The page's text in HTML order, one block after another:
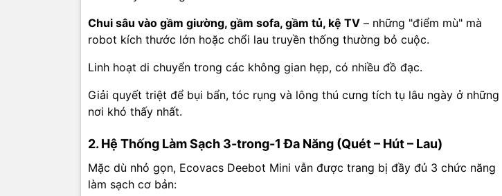
Chui sâu vào gầm giường, gầm sofa, gầm tủ, kệ TV – những "điểm mù" mà
robot kích thước lớn hoặc chổi lau truyền thống thường bỏ cuộc.
Linh hoạt di chuyển trong các không gian hẹp, có nhiều đồ đạc.
Giải quyết triệt để bụi bẩn, tóc rụng và lông thú cưng tích tụ lâu ngày ở những
nơi khó thấy nhất.
2. Hệ Thống Làm Sạch 3-trong-1 Đa Năng (Quét – Hút – Lau)
Mặc dù nhỏ gọn, Ecovacs Deebot Mini vẫn được trang bị đầy đủ 3 chức năng
làm sạch cơ bản:
Cảm biến chống rơi:Tự động phát hiện mép
Cảm biến hồng
tốc độ và di chuyển nhẹ nhàng khi gặp vật
5. Dễ Dàng Sử Dụng – Phù Hợp Với Mọi
Ngoài việc điều khiển qua App, nhiều model
, cực kỳ tiện lợi